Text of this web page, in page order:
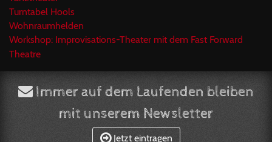
Turntabel Hools
Wohnraumhelden
Workshop: Improvisations-Theater mit dem Fast Forward
Theatre
Immer auf dem Laufenden bleiben
mit unserem Newsletter
Jetzt eintragen